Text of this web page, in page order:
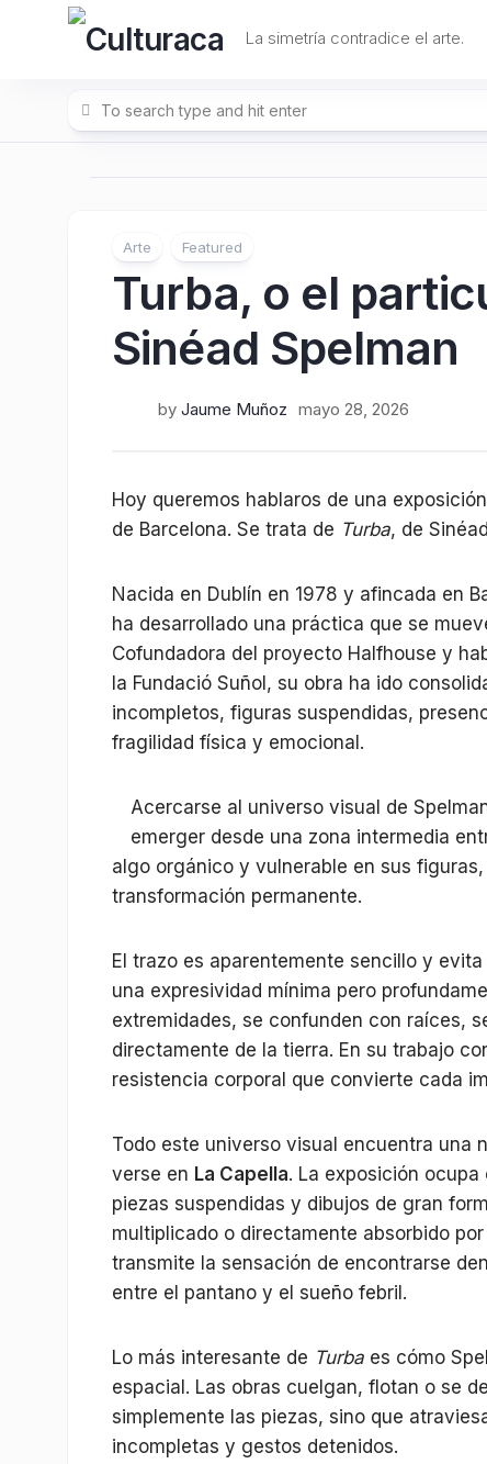
La simetría contradice el arte.
Arte Featured
Turba, o el
Sinéad Spelman
by Jaume Muñoz mayo 28, 2026
Hoy queremos hablaros de una
de Barcelona. Se trata de Turba, de
Nacida en Dublín en 1978 y afincada en
ha desarrollado una práctica que se
Cofundadora del proyecto Halfhouse y
la Fundació Suñol, su obra ha ido
incompletos, figuras suspendidas,
fragilidad física y emocional.
Acercarse al universo visual de
emerger desde una zona intermedia
algo orgánico y vulnerable en sus
transformación permanente.
El trazo es aparentemente sencillo y
una expresividad mínima pero
extremidades, se confunden con raíces,
directamente de la tierra. En su trabajo
resistencia corporal que convierte cada
Todo este universo visual encuentra una
verse en La Capella. La exposición
piezas suspendidas y dibujos de gran
multiplicado o directamente absorbido
transmite la sensación de encontrarse
entre el pantano y el sueño febril.
Lo más interesante de Turba es cómo
espacial. Las obras cuelgan, flotan o se
simplemente las piezas, sino que
incompletas y gestos detenidos.